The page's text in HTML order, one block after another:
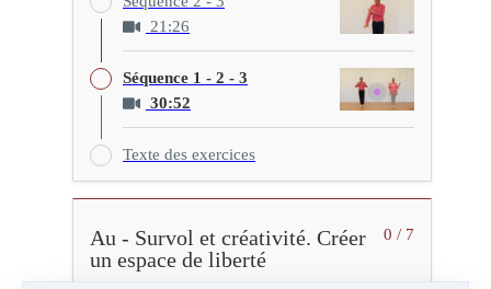
21:26
Séquence 1 - 2 - 3
30:52
Texte des exercices
0 / 7
Au - Survol et créativité. Créer
un espace de liberté